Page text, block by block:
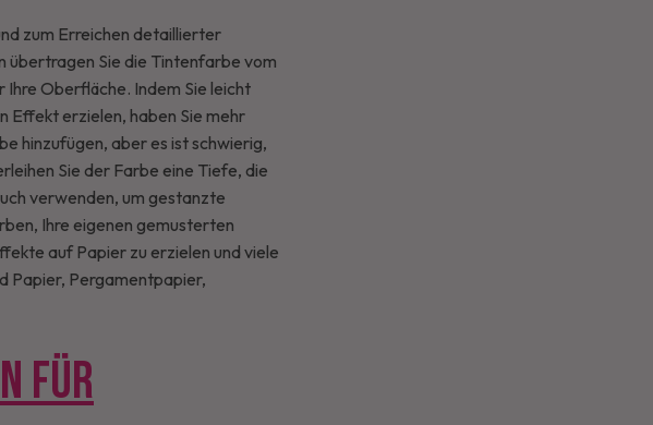
zum Erreichen detaillierter
übertragen Sie die Tintenfarbe vom
Ihre Oberfläche. Indem Sie leicht
Effekt erzielen, haben Sie mehr
hinzufügen, aber es ist schwierig,
Sie der Farbe eine Tiefe, die
verwenden, um gestanzte
Ihre eigenen gemusterten
auf Papier zu erzielen und viele
Papier, Pergamentpapier,
FÜR